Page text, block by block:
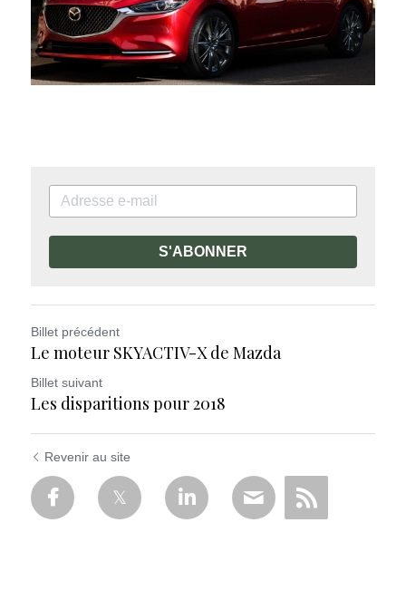
S'ABONNER
Billet précédent
Le moteur SKYACTIV-X de Mazda
Billet suivant
Les disparitions pour 2018
Revenir au site